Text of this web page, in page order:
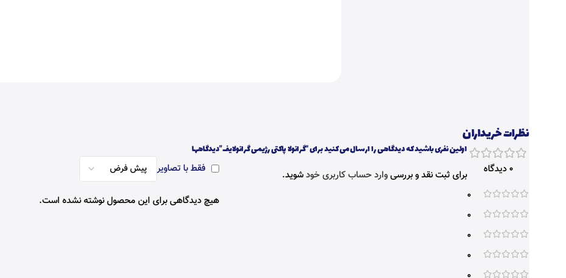
نظرات خریداران
0 دیدگاه
0
0
0
0
دیدگاهها
فقط با تصاویر
هیچ دیدگاهی برای این محصول نوشته نشده است.
اولین نفری باشید که دیدگاهی را ارسال می کنید برای “گرانولا پاکتی رژیمی گرانولایف”
برای ثبت نقد و بررسیوارد حساب کاربری خودشوید.